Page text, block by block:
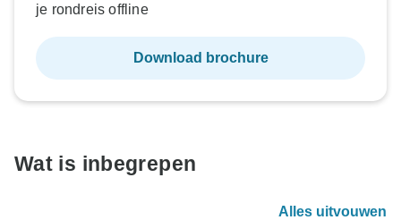
je rondreis offline
Download brochure
Wat is inbegrepen
Alles uitvouwen